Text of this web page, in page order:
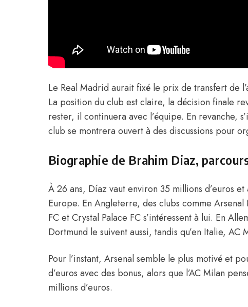
Le Real Madrid aurait fixé le prix de transfert de
La position du club est claire, la décision finale
rester, il continuera avec l’équipe. En revanche,
club se montrera ouvert à des discussions pour
Biographie de Brahim Diaz,
À 26 ans, Díaz vaut environ 35 millions d’euros
Europe. En Angleterre, des clubs comme
FC et Crystal Palace FC s’intéressent à lui. En
Dortmund le suivent aussi, tandis qu’en Italie,
Pour l’instant, Arsenal semble le plus motivé et
d’euros avec des bonus, alors que l’AC Milan
millions d’euros.